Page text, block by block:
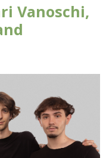
Vanoschi,